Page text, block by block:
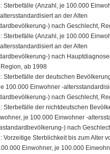
Sterbefälle (Anzahl, je 100.000
an der Alten
) nach Geschlecht,
Sterbefälle (Anzahl, je 100.000
an der Alten
) nach
ab 1998
Sterbefälle der deutschen
100.000 Einwohner -
) nach Geschlecht,
Sterbefälle der nichtdeutschen
je 100.000 Einwohner -
) nach
Vorzeitige Sterblichkeit bis zum Alter
Einwohner, je 100.000